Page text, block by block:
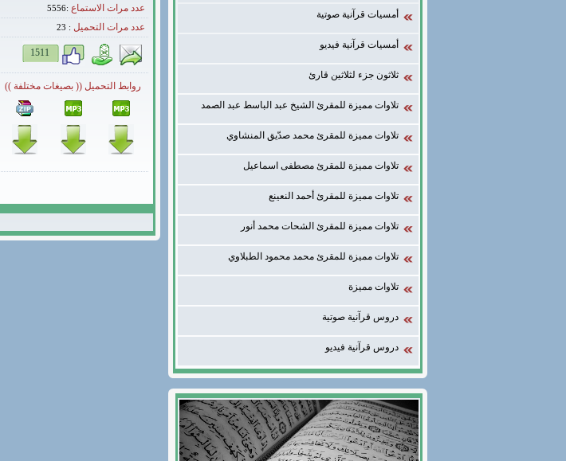
عدد مرات الاستماع :5556
عدد مرات التحميل :
23
1511
روابط التحميل (( بصيغات مختلفة ))
أمسيات قرآنية صوتية
أمسيات قرآنية فيديو
ثلاثون جزء لثلاثين قارئ
تلاوات مميزة للمقرئ الشيخ عبد الباسط عبد الصمد
تلاوات مميزة للمقرئ محمد صدّيق المنشاوي
تلاوات مميزة للمقرئ مصطفى اسماعيل
تلاوات مميزة للمقرئ أحمد النعينع
تلاوات مميزة للمقرئ الشحات محمد أنور
تلاوات مميزة للمقرئ محمد محمود الطبلاوي
تلاوات مميزة
دروس قرآنية صوتية
دروس قرآنية فيديو